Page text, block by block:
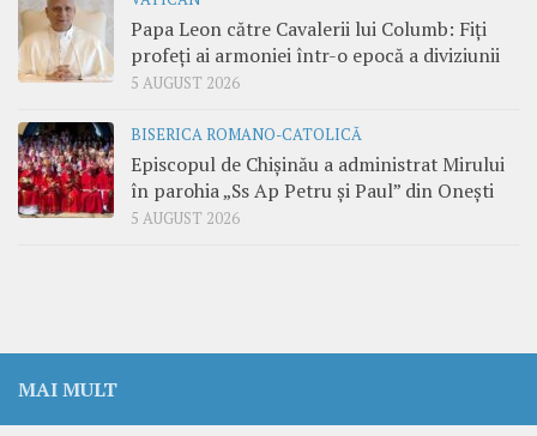
Papa Leon către Cavalerii lui Columb: Fiți
profeți ai armoniei într-o epocă a diviziunii
5 AUGUST 2026
BISERICA ROMANO-CATOLICĂ
Episcopul de Chișinău a administrat Mirului
în parohia „Ss Ap Petru și Paul” din Onești
5 AUGUST 2026
MAI MULT